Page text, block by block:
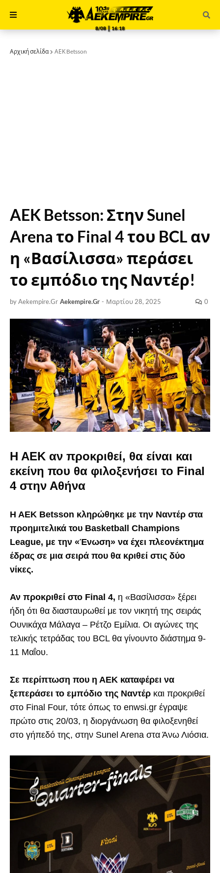
8/08 ║ 16:18
Αρχική σελίδα ΑΕΚ Betsson
AEK Betsson: Στην Sunel
Arena το Final 4 του BCL αν
η «Βασίλισσα» περάσει
το εμπόδιο της Ναντέρ!
by Aekempire.Gr Aekempire.Gr - Μαρτίου 28, 2025 0
Η ΑΕΚ αν προκριθεί, θα είναι και
εκείνη που θα φιλοξενήσει το Final
4 στην Αθήνα
Η ΑΕΚ Betsson κληρώθηκε με την Ναντέρ στα
προημιτελικά του Basketball Champions
League, με την «Ένωση» να έχει πλεονέκτημα
έδρας σε μια σειρά που θα κριθεί στις δύο
νίκες.
Αν προκριθεί στο Final 4, η «Βασίλισσα» ξέρει
ήδη ότι θα διασταυρωθεί με τον νικητή της σειράς
Ουνικάχα Μάλαγα – Ρέτζο Εμίλια. Οι αγώνες της
τελικής τετράδας του BCL θα γίνουντο διάστημα 9-
11 Μαΐου.
Σε περίπτωση που η ΑΕΚ καταφέρει να
ξεπεράσει το εμπόδιο της Ναντέρ και προκριθεί
στο Final Four, τότε όπως το enwsi.gr έγραψε
πρώτο στις 20/03, η διοργάνωση θα φιλοξενηθεί
στο γήπεδό της, στην Sunel Arena στα Άνω Λιόσια.